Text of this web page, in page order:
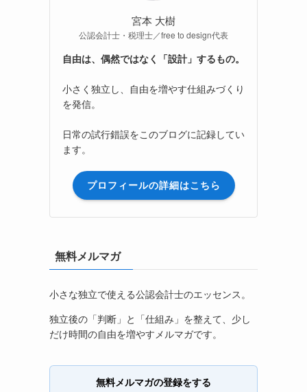
宮本 大樹
公認会計士・税理士／free to design代表
自由は、偶然ではなく「設計」するもの。
小さく独立し、自由を増やす仕組みづくり
を発信。
日常の試行錯誤をこのブログに記録してい
ます。
プロフィールの詳細はこちら
無料メルマガ
小さな独立で使える公認会計士のエッセンス。
独立後の「判断」と「仕組み」を整えて、少し
だけ時間の自由を増やすメルマガです。
無料メルマガの登録をする